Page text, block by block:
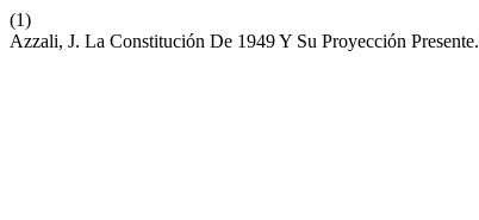
(1)
Azzali, J. La Constitución De 1949 Y Su Proyección Presente.